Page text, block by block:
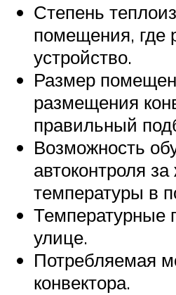
Степень
помещения, где
устройство.
Размер
размещения
правильный
Возможность
автоконтроля
температуры в
Температурные
улице.
Потребляемая
конвектора.